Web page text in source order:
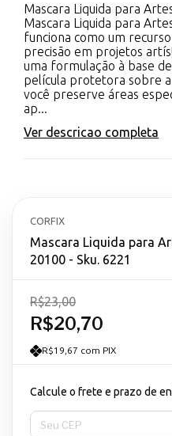
Mascara Liquida para
Mascara Liquida para
funciona como um
precisão em projetos
uma formulação à base
película protetora sobre
você preserve áreas
ap...
Ver descricao completa
CORFIX
Mascara Liquida para
20100 - Sku. 6221
R$20,70
R$23,00
R$19,67 com PIX
Calcule o frete e prazo de
Entregas para o CEP: